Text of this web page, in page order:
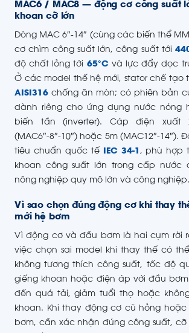
MAC6 / MAC8 — động cơ công suất
khoan cỡ lớn
Dòng MAC 6″-14″ (cùng các biến thể
cơ chìm công suất lớn, công suất tới
độ chất lỏng tới 65°C và lực đẩy dọc
Ở các model thế hệ mới, stator chế tạo
AISI316 chống ăn mòn; có phiên bản
dành riêng cho ứng dụng nước nóng
biến tần (inverter). Cáp điện xuất
(MAC6″-8″-10″) hoặc 5m (MAC12″-14″).
tiêu chuẩn quốc tế IEC 34-1 , phù hợp
khoan công suất lớn trong cấp nước
nông nghiệp quy mô lớn và công nghiệp.
Vì sao chọn đúng động cơ khi thay
mới hệ bơm
Vì động cơ và đầu bơm là hai cụm rời
việc chọn sai model khi thay thế có
không tương thích công suất, tốc độ
giếng khoan hoặc điện áp với đầu
đến quá tải, giảm tuổi thọ hoặc
khoan. Khi thay động cơ cũ hỏng
bơm, cần xác nhận đúng công suất, cỡ